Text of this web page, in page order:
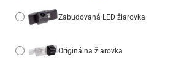
Zabudovaná LED žiarovka
Originálna žiarovka